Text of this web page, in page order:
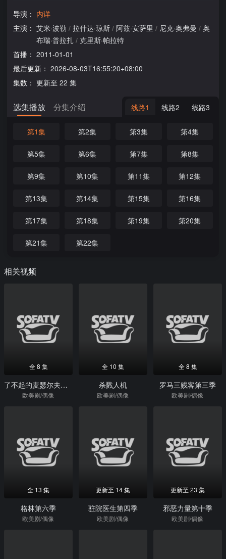
导演： 内详
主演： 艾米·波勒 / 拉什达·琼斯 / 阿兹·安萨里 / 尼克·奥弗曼 / 奥
布瑞·普拉扎 / 克里斯·帕拉特
首播： 2011-01-01
最后更新： 2026-08-03T16:55:20+08:00
集数： 更新至 22 集
选集播放 分集介绍 线路1 线路2 线路3
第1集 第2集 第3集 第4集
第5集 第6集 第7集 第8集
第9集 第10集 第11集 第12集
第13集 第14集 第15集 第16集
第17集 第18集 第19集 第20集
第21集 第22集
相关视频
全 8 集
了不起的麦瑟尔夫人第一季
欧美剧/偶像
全 10 集
杀戮人机
欧美剧/偶像
全 8 集
罗马三贱客第三季
欧美剧/偶像
全 13 集
格林第六季
欧美剧/偶像
更新至 14 集
驻院医生第四季
欧美剧/偶像
更新至 23 集
邪恶力量第十季
欧美剧/偶像